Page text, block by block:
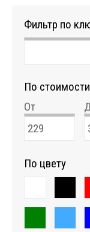
Фильтр по
По стоимости
От
По цвету